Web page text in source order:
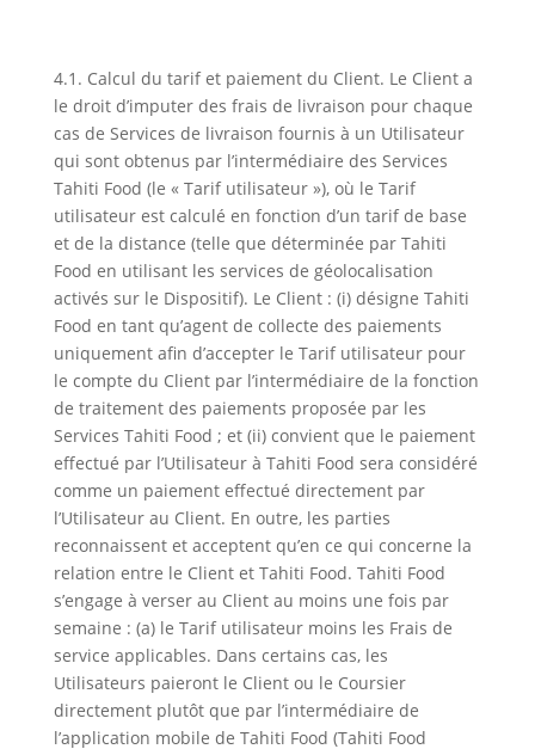
4.1. Calcul du tarif et paiement du Client. Le Client a
le droit d’imputer des frais de livraison pour chaque
cas de Services de livraison fournis à un Utilisateur
qui sont obtenus par l’intermédiaire des Services
Tahiti Food (le « Tarif utilisateur »), où le Tarif
utilisateur est calculé en fonction d’un tarif de base
et de la distance (telle que déterminée par Tahiti
Food en utilisant les services de géolocalisation
activés sur le Dispositif). Le Client : (i) désigne Tahiti
Food en tant qu’agent de collecte des paiements
uniquement afin d’accepter le Tarif utilisateur pour
le compte du Client par l’intermédiaire de la fonction
de traitement des paiements proposée par les
Services Tahiti Food ; et (ii) convient que le paiement
effectué par l’Utilisateur à Tahiti Food sera considéré
comme un paiement effectué directement par
l’Utilisateur au Client. En outre, les parties
reconnaissent et acceptent qu’en ce qui concerne la
relation entre le Client et Tahiti Food. Tahiti Food
s’engage à verser au Client au moins une fois par
semaine : (a) le Tarif utilisateur moins les Frais de
service applicables. Dans certains cas, les
Utilisateurs paieront le Client ou le Coursier
directement plutôt que par l’intermédiaire de
l’application mobile de Tahiti Food (Tahiti Food